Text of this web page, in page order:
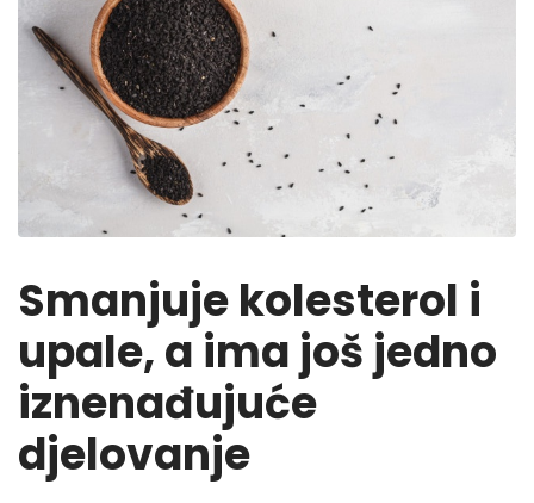
Smanjuje kolesterol i
upale, a ima još jedno
iznenađujuće
djelovanje